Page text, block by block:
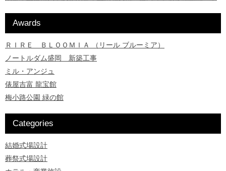
Awards
ＲＩＲＥ ＢＬＯＯＭＩＡ （リール ブルーミア）
ノートルダム盛岡 新築工事
ミル・アンジュ
俵屋吉富 龍宝館
梅小路公園 緑の館
Categories
結婚式場設計
葬祭式場設計